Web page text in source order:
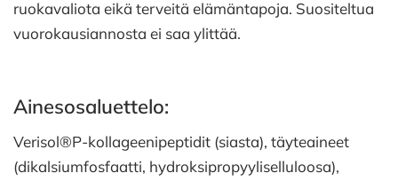
ruokavaliota eikä terveitä elämäntapoja. Suositeltua
vuorokausiannosta ei saa ylittää.
Ainesosaluettelo:
Verisol®P-kollageenipeptidit (siasta), täyteaineet
(dikalsiumfosfaatti, hydroksipropyyliselluloosa),